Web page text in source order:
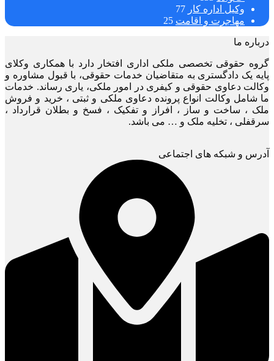
وکیل اداره کار 77
مهاجرت و اقامت 25
درباره ما
گروه حقوقی تخصصی ملکی اداری افتخار دارد با همکاری وکلای
پایه یک دادگستری به متقاضیان خدمات حقوقی، با قبول مشاوره و
وکالت دعاوی حقوقی و کیفری در امور ملکی، یاری رساند. خدمات
ما شامل وکالت انواع پرونده دعاوی ملکی و ثبتی ، خرید و فروش
ملک ، ساخت و ساز ، افراز و تفکیک ، فسخ و بطلان قرارداد ،
سرقفلی ، تخلیه ملک و … می باشد.
آدرس و شبکه های اجتماعی